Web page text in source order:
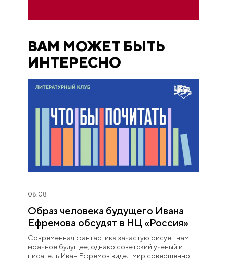
ВАМ МОЖЕТ БЫТЬ
ИНТЕРЕСНО
08.08
Образ человека будущего Ивана
Ефремова обсудят в НЦ «Россия»
Современная фантастика зачастую рисует нам
мрачное будущее, однако советский ученый и
писатель Иван Ефремов видел мир совершенно